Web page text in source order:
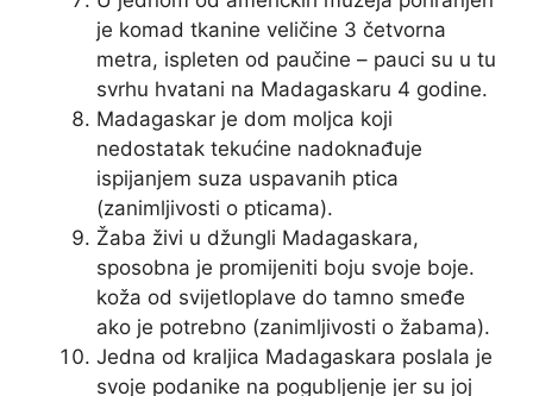
je komad tkanine veličine 3 četvorna
metra, ispleten od paučine – pauci su u tu
svrhu hvatani na Madagaskaru 4 godine.
Madagaskar je dom moljca koji
nedostatak tekućine nadoknađuje
ispijanjem suza uspavanih ptica
(zanimljivosti o pticama).
Žaba živi u džungli Madagaskara,
sposobna je promijeniti boju svoje boje.
koža od svijetloplave do tamno smeđe
ako je potrebno (zanimljivosti o žabama).
Jedna od kraljica Madagaskara poslala je
svoje podanike na pogubljenje jer su joj